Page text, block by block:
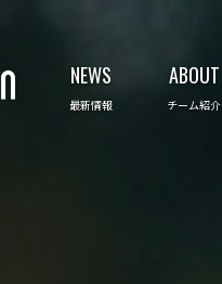
NEWS
最新情報
ABOUT
チーム紹介